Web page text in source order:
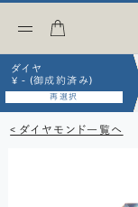
ダイヤ
¥ - (御成約済み)
再選択
< ダイヤモンド一覧へ